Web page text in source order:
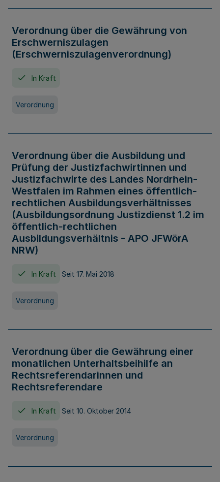
Verordnung über die Gewährung von
Erschwerniszulagen
(Erschwerniszulagenverordnung)
In Kraft
Verordnung
Verordnung über die Ausbildung und
Prüfung der Justizfachwirtinnen und
Justizfachwirte des Landes Nordrhein-
Westfalen im Rahmen eines öffentlich-
rechtlichen Ausbildungsverhältnisses
(Ausbildungsordnung Justizdienst 1.2 im
öffentlich-rechtlichen
Ausbildungsverhältnis - APO JFWörA
NRW)
In Kraft Seit 17. Mai 2018
Verordnung
Verordnung über die Gewährung einer
monatlichen Unterhaltsbeihilfe an
Rechtsreferendarinnen und
Rechtsreferendare
In Kraft Seit 10. Oktober 2014
Verordnung